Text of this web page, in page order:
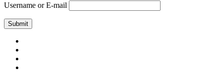
Username or E-mail